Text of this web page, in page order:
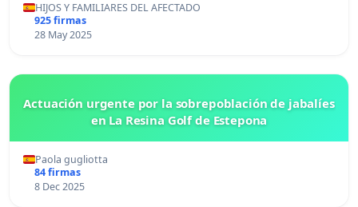
HIJOS Y FAMILIARES DEL AFECTADO
925 firmas
28 May 2025
Actuación urgente por la sobrepoblación de jabalíes
en La Resina Golf de Estepona
Paola gugliotta
84 firmas
8 Dec 2025